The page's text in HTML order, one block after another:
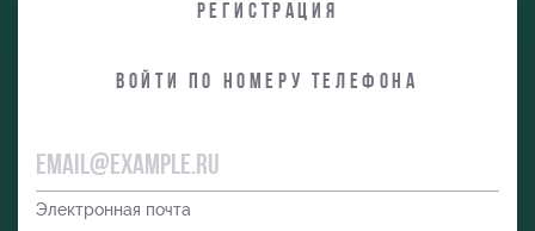
Аренда площадей
Регистрация
Войти по номеру телефона
Электронная почта